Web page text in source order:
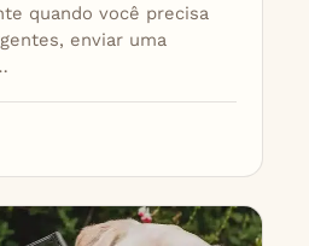
quando você precisa
enviar uma